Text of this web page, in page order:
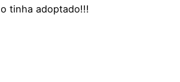
tinha adoptado!!!